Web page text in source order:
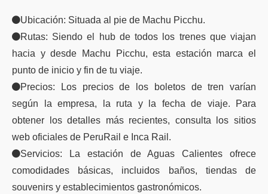
Ubicación: Situada al pie de Machu Picchu.
Rutas: Siendo el hub de todos los trenes que viajan
hacia y desde Machu Picchu, esta estación marca el
punto de inicio y fin de tu viaje.
Precios: Los precios de los boletos de tren varían
según la empresa, la ruta y la fecha de viaje. Para
obtener los detalles más recientes, consulta los sitios
web oficiales de PeruRail e Inca Rail.
Servicios: La estación de Aguas Calientes ofrece
comodidades básicas, incluidos baños, tiendas de
souvenirs y establecimientos gastronómicos.